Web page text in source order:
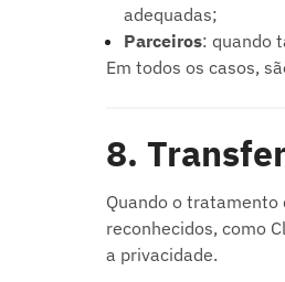
adequadas;
Parceiros: quando
Em todos os casos,
8.
Quando o tratamento
reconhecidos, como
a privacidade.